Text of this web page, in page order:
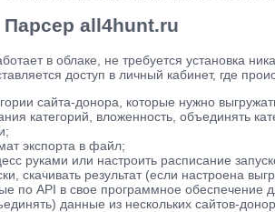
Парсер all4hunt.ru
в облаке, не требуется установка
доступ в личный кабинет, где
сайта-донора, которые нужно
категорий, вложенность, объединять
экспорта в файл;
руками или настроить расписание
скачивать результат (если настроена
по API в свое программное
данные из нескольких сайтов-